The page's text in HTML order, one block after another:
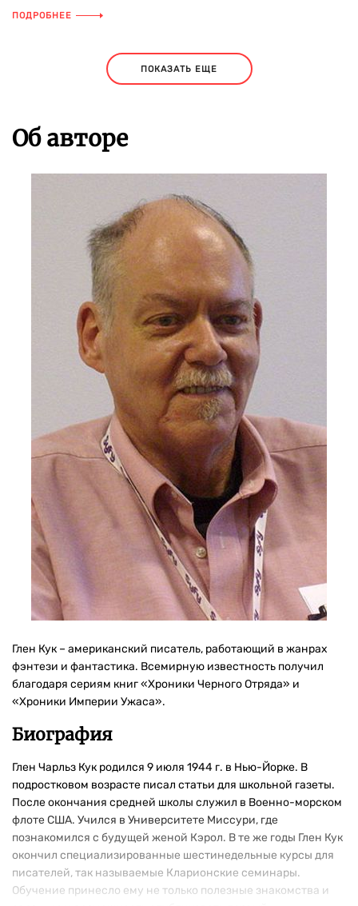
ПОДРОБНЕЕ
ПОКАЗАТЬ ЕЩЕ
Об авторе
Глен Кук – американский писатель, работающий в жанрах
фэнтези и фантастика. Всемирную известность получил
благодаря сериям книг «Хроники Черного Отряда» и
«Хроники Империи Ужаса».
Биография
Глен Чарльз Кук родился 9 июля 1944 г. в Нью-Йорке. В
подростковом возрасте писал статьи для школьной газеты.
После окончания средней школы служил в Военно-морском
флоте США. Учился в Университете Миссури, где
познакомился с будущей женой Кэрол. В те же годы Глен Кук
окончил специализированные шестинедельные курсы для
писателей, так называемые Кларионские семинары.
Обучение принесло ему не только полезные знакомства и